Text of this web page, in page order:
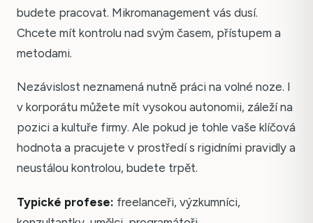
budete pracovat. Mikromanagement vás dusí.
Chcete mít kontrolu nad svým časem, přístupem a
metodami.
Nezávislost neznamená nutně práci na volné noze. I
v korporátu můžete mít vysokou autonomii, záleží na
pozici a kultuře firmy. Ale pokud je tohle vaše klíčová
hodnota a pracujete v prostředí s rigidními pravidly a
neustálou kontrolou, budete trpět.
Typické profese: freelanceři, výzkumníci,